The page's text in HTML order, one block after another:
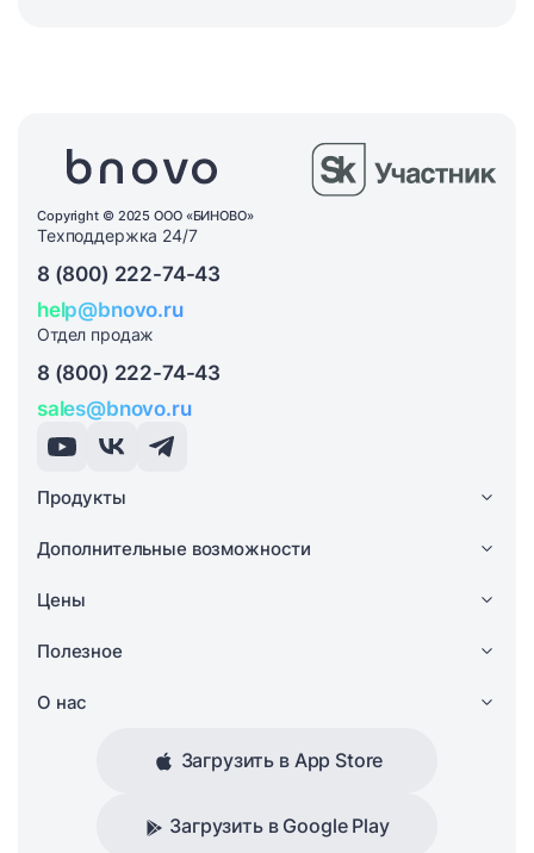
Copyright © 2025 ООО «БИНОВО»
Техподдержка 24/7
8 (800) 222-74-43
help@bnovo.ru
Отдел продаж
8 (800) 222-74-43
sales@bnovo.ru
Продукты
Дополнительные возможности
Цены
Полезное
О нас
Загрузить в App Store
Загрузить в Google Play